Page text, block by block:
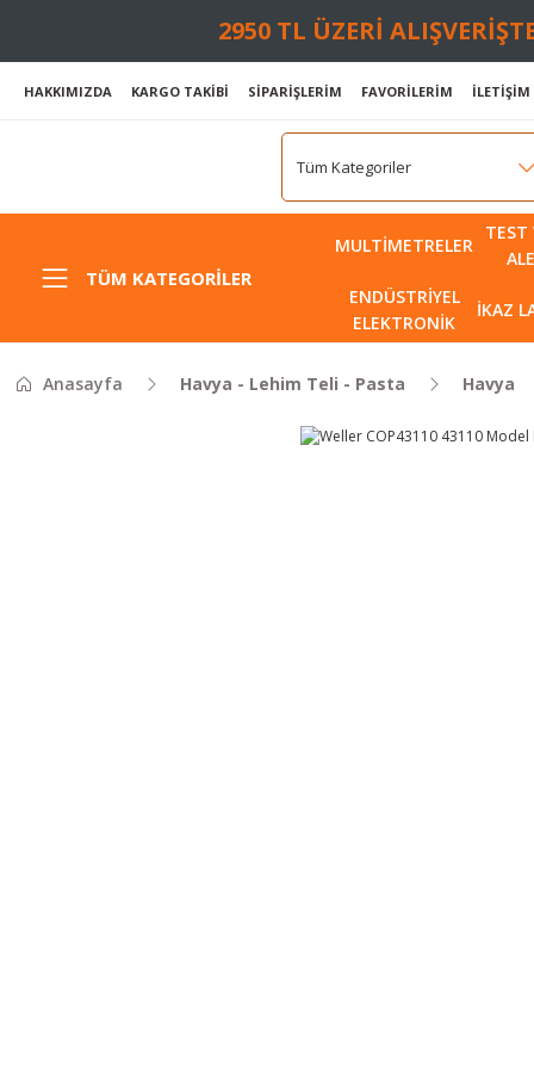
2950 TL ÜZERİ
HAKKIMIZDA KARGO TAKİBİ SİPARİŞLERİM FAVORİLERİM İLETİŞİM
TÜM KATEGORILER
MULTIMETRELER
TEST
ENDÜSTRIYEL
ELEKTRONIK
İKAZ
Anasayfa Havya - Lehim Teli - Pasta Havya